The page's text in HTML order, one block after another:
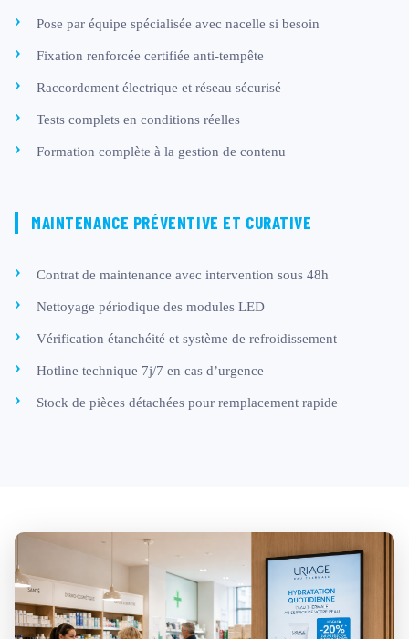
Pose par équipe spécialisée avec nacelle si besoin
Fixation renforcée certifiée anti-tempête
Raccordement électrique et réseau sécurisé
Tests complets en conditions réelles
Formation complète à la gestion de contenu
MAINTENANCE PRÉVENTIVE ET CURATIVE
Contrat de maintenance avec intervention sous 48h
Nettoyage périodique des modules LED
Vérification étanchéité et système de refroidissement
Hotline technique 7j/7 en cas d’urgence
Stock de pièces détachées pour remplacement rapide